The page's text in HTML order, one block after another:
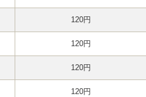
120円
120円
120円
120円